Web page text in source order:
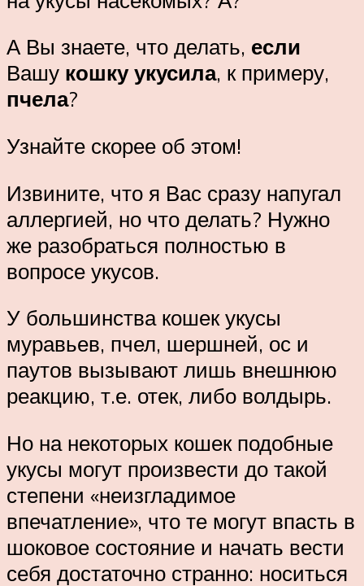
А Вы знаете, что делать, если
Вашу кошку укусила, к примеру,
пчела?
Узнайте скорее об этом!
Извините, что я Вас сразу напугал
аллергией, но что делать? Нужно
же разобраться полностью в
вопросе укусов.
У большинства кошек укусы
муравьев, пчел, шершней, ос и
паутов вызывают лишь внешнюю
реакцию, т.е. отек, либо волдырь.
Но на некоторых кошек подобные
укусы могут произвести до такой
степени «неизгладимое
впечатление», что те могут впасть в
шоковое состояние и начать вести
себя достаточно странно: носиться